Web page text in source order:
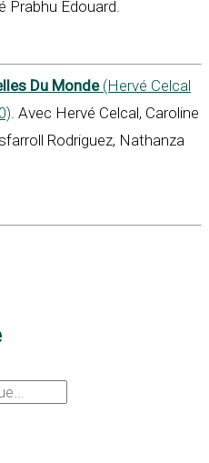
Prabhu Edouard.
Du Monde(Hervé Celcal
. Avec Hervé Celcal, Caroline
Rodriguez, Nathanza